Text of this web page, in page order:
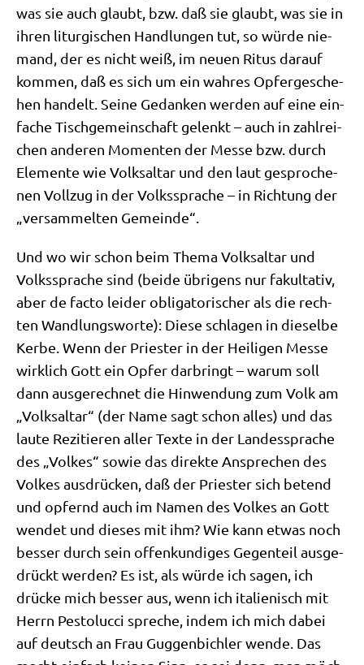
was sie auch glaubt, bzw. daß sie glaubt, was sie in
ihren lit­ur­gi­schen Hand­lun­gen tut, so wür­de nie­
mand, der es nicht weiß, im neu­en Ritus dar­auf
kom­men, daß es sich um ein wah­res Opfer­ge­sche­
hen han­delt. Sei­ne Gedan­ken wer­den auf eine ein­
fa­che Tisch­ge­mein­schaft gelenkt – auch in zahl­rei­
chen ande­ren Momen­ten der Mes­se bzw. durch
Ele­men­te wie Volks­al­tar und den laut gespro­che­
nen Voll­zug in der Volks­spra­che – in Rich­tung der
„ver­sam­mel­ten Gemeinde“.
Und wo wir schon beim The­ma Volks­al­tar und
Volks­spra­che sind (bei­de übri­gens nur fakul­ta­tiv,
aber de fac­to lei­der obli­ga­to­ri­scher als die rech­
ten Wand­lungs­wor­te): Die­se schla­gen in die­sel­be
Ker­be. Wenn der Prie­ster in der Hei­li­gen Mes­se
wirk­lich Gott ein Opfer dar­bringt – war­um soll
dann aus­ge­rech­net die Hin­wen­dung zum Volk am
„Volks­al­tar“ (der Name sagt schon alles) und das
lau­te Rezi­tie­ren aller Tex­te in der Lan­des­spra­che
des „Vol­kes“ sowie das direk­te Anspre­chen des
Vol­kes aus­drücken, daß der Prie­ster sich betend
und opfernd auch im Namen des Vol­kes an Gott
wen­det und die­ses mit ihm? Wie kann etwas noch
bes­ser durch sein offen­kun­di­ges Gegen­teil aus­ge­
drückt wer­den? Es ist, als wür­de ich sagen, ich
drücke mich bes­ser aus, wenn ich ita­lie­nisch mit
Herrn Pesto­luc­ci spre­che, indem ich mich dabei
auf deutsch an Frau Gug­gen­bich­ler wen­de. Das